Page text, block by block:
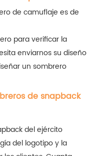
de camuflaje es de
para verificar la
enviarnos su diseño
un sombrero
de snapback
del ejército
del logotipo y la